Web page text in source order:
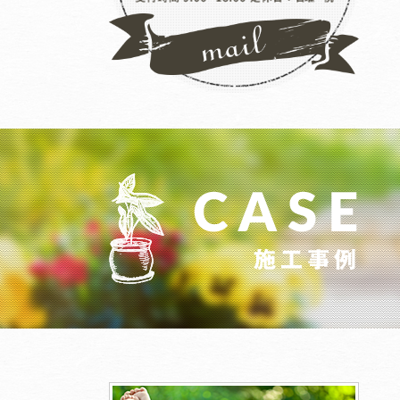
茨城県結城郡八千代町S様邸